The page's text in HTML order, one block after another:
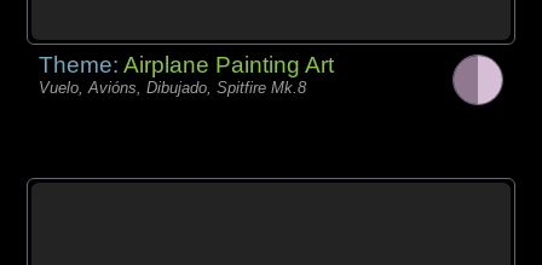
Theme:Airplane Painting Art
Vuelo, Avións, Dibujado, Spitfire Mk.8